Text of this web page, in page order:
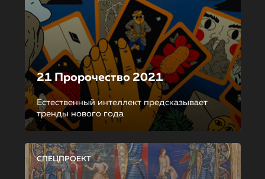
21 Пророчество 2021
Естественный интеллект предсказывает
тренды нового года
СПЕЦПРОЕКТ